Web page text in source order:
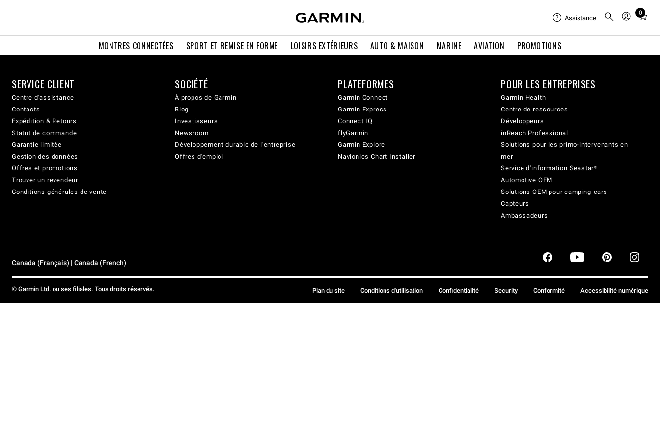
MONTRES CONNECTÉES SPORT ET REMISE EN FORME LOISIRS EXTÉRIEURS AUTO & MAISON MARINE AVIATION PROMOTIONS
Assistance
0
Total
cart:
SERVICE CLIENT
Centre d'assistance
Contacts
Expédition & Retours
Statut de commande
Garantie limitée
Gestion des données
Offres et promotions
Trouver un revendeur
Conditions générales de vente
SOCIÉTÉ
À propos de Garmin
Blog
Investisseurs
Newsroom
Développement durable de l'entreprise
Offres d'emploi
PLATEFORMES
Garmin Connect
Garmin Express
Connect IQ
flyGarmin
Garmin Explore
Navionics Chart Installer
POUR LES ENTREPRISES
Garmin Health
Centre de ressources
Développeurs
inReach Professional
Solutions pour les primo-intervenants en
mer
Service d'information Seastar®
Automotive OEM
Solutions OEM pour camping-cars
Capteurs
Ambassadeurs
Canada (Français) | Canada (French)
© Garmin Ltd. ou ses filiales. Tous droits réservés. Plan du site Conditions d'utilisation Confidentialité Security Conformité Accessibilité numérique